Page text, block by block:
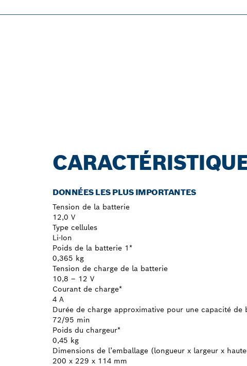
DONNÉES LES PLUS IMPORTANTES
Tension de la batterie
12,0 V
Type cellules
Li-Ion
Poids de la batterie 1*
0,365 kg
Tension de charge de la batterie
10,8 – 12 V
Courant de charge*
4 A
Durée de charge approximative pour une capacité
72/95 min
Poids du chargeur*
0,45 kg
Dimensions de l’emballage (longueur x largeur x
200 x 229 x 114 mm